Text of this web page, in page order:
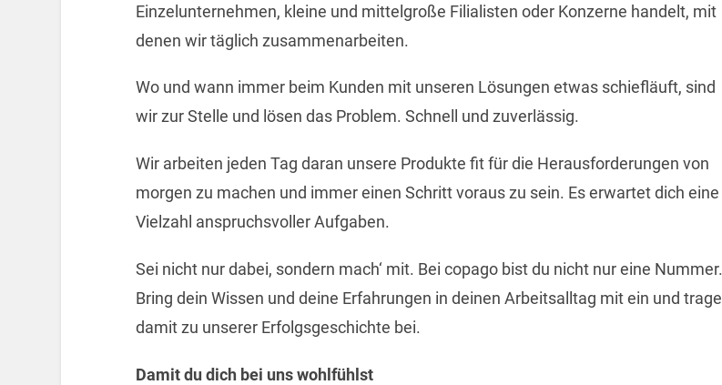
Einzelunternehmen, kleine und mittelgroße Filialisten oder Konzerne handelt, mit
denen wir täglich zusammenarbeiten.
Wo und wann immer beim Kunden mit unseren Lösungen etwas schiefläuft, sind
wir zur Stelle und lösen das Problem. Schnell und zuverlässig.
Wir arbeiten jeden Tag daran unsere Produkte fit für die Herausforderungen von
morgen zu machen und immer einen Schritt voraus zu sein. Es erwartet dich eine
Vielzahl anspruchsvoller Aufgaben.
Sei nicht nur dabei, sondern mach‘ mit. Bei copago bist du nicht nur eine Nummer.
Bring dein Wissen und deine Erfahrungen in deinen Arbeitsalltag mit ein und trage
damit zu unserer Erfolgsgeschichte bei.
Damit du dich bei uns wohlfühlst